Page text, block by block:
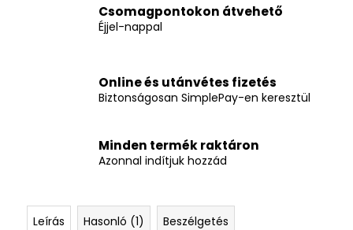
Csomagpontokon átvehető
Éjjel-nappal
Online és utánvétes fizetés
Biztonságosan SimplePay-en keresztül
Minden termék raktáron
Azonnal indítjuk hozzád
Leírás Hasonló (1) Beszélgetés